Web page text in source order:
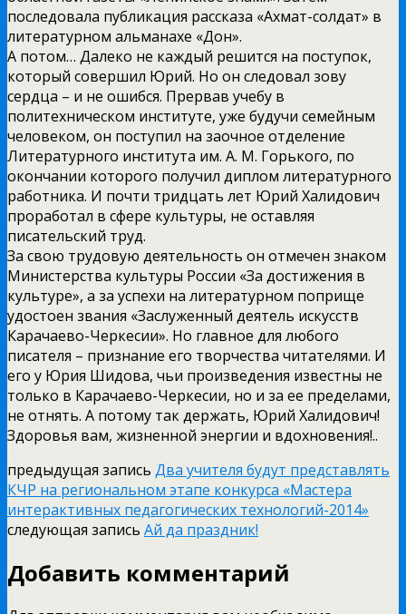
последовала публикация рассказа «Ахмат-солдат» в
литературном альманахе «Дон».
А потом… Далеко не каждый решится на поступок,
который совершил Юрий. Но он следовал зову
сердца – и не ошибся. Прервав учебу в
политехническом институте, уже будучи семейным
человеком, он поступил на заочное отделение
Литературного института им. А. М. Горького, по
окончании которого получил диплом литературного
работника. И почти тридцать лет Юрий Халидович
проработал в сфере культуры, не оставляя
писательский труд.
За свою трудовую деятельность он отмечен знаком
Министерства культуры России «За достижения в
культуре», а за успехи на литературном поприще
удостоен звания «Заслуженный деятель искусств
Карачаево-Черкесии». Но главное для любого
писателя – признание его творчества читателями. И
его у Юрия Шидова, чьи произведения известны не
только в Карачаево-Черкесии, но и за ее пределами,
не отнять. А потому так держать, Юрий Халидович!
Здоровья вам, жизненной энергии и вдохновения!..
предыдущая запись Два учителя будут представлять
КЧР на региональном этапе конкурса «Мастера
интерактивных педагогических технологий-2014»
следующая запись Ай да праздник!
Добавить комментарий